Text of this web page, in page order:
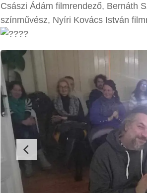
Császi Ádám filmrendező, Bernáth
színművész, Nyíri Kovács István